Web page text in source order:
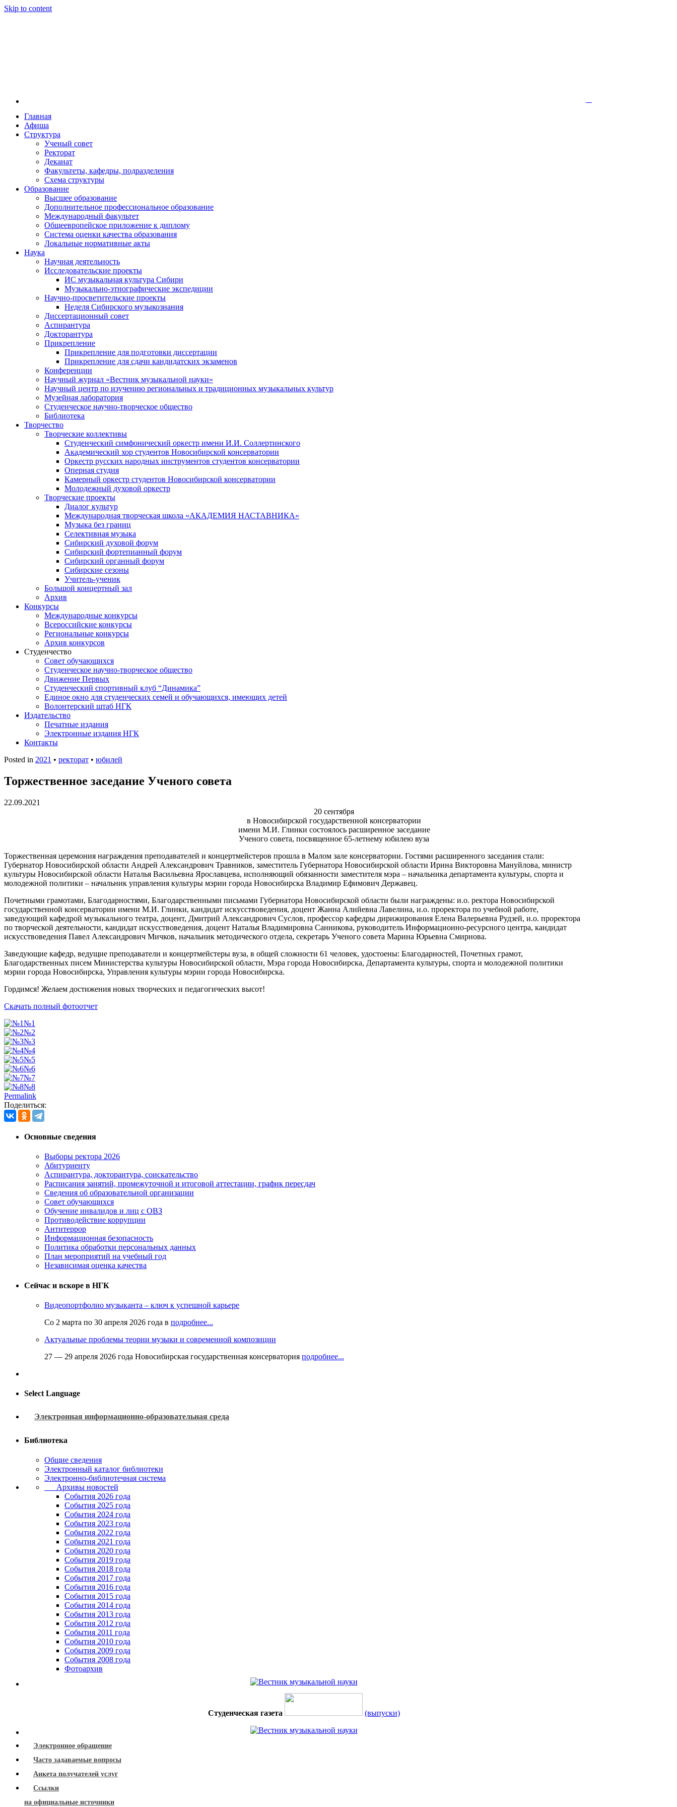
Skip to content
Новосибирская государственная консерватория имени М. И. Глинки
Новосибирская государственная консерватория имени М. И. Глинки — высшее музыкальное учебное заведение в Новосибирске. Основанная в 1956
году распоряжением совмина РСФСР и указом министерства культуры РСФСР, консерватория стала первым музыкальным высшим учебным
заведением в Сибири[2] и до сих пор остаётся единственным за пределами европейской части России[3]. С 1957 года она носит имя Михаила Ивановича
Глинки.
Главная
Афиша
Структура
Ученый совет
Ректорат
Деканат
Факультеты, кафедры, подразделения
Схема структуры
Образование
Высшее образование
Дополнительное профессиональное образование
Международный факультет
Общеевропейское приложение к диплому
Система оценки качества образования
Локальные нормативные акты
Наука
Научная деятельность
Исследовательские проекты
ИС музыкальная культура Сибири
Музыкально-этнографические экспедиции
Научно-просветительские проекты
Неделя Сибирского музыкознания
Диссертационный совет
Аспирантура
Докторантура
Прикрепление
Прикрепление для подготовки диссертации
Прикрепление для сдачи кандидатских экзаменов
Конференции
Научный журнал «Вестник музыкальной науки»
Научный центр по изучению региональных и традиционных музыкальных культур
Музейная лаборатория
Студенческое научно-творческое общество
Библиотека
Творчество
Творческие коллективы
Студенческий симфонический оркестр имени И.И. Соллертинского
Академический хор студентов Новосибирской консерватории
Оркестр русских народных инструментов студентов консерватории
Оперная студия
Камерный оркестр студентов Новосибирской консерватории
Молодежный духовой оркестр
Творческие проекты
Диалог культур
Международная творческая школа «АКАДЕМИЯ НАСТАВНИКА»
Музыка без границ
Селективная музыка
Сибирский духовой форум
Сибирский фортепианный форум
Сибирский органный форум
Сибирские сезоны
Учитель-ученик
Большой концертный зал
Архив
Конкурсы
Международные конкурсы
Всероссийские конкурсы
Региональные конкурсы
Архив конкурсов
Студенчество
Совет обучающихся
Студенческое научно-творческое общество
Движение Первых
Студенческий спортивный клуб “Динамика”
Единое окно для студенческих семей и обучающихся, имеющих детей
Волонтерский штаб НГК
Издательство
Печатные издания
Электронные издания НГК
Контакты
Posted in 2021 • ректорат • юбилей
Торжественное заседание Ученого совета
22.09.2021
20 сентября
в Новосибирской государственной консерватории
имени М.И. Глинки состоялось расширенное заседание
Ученого совета, посвященное 65-летнему юбилею вуза
Торжественная церемония награждения преподавателей и концертмейстеров прошла в Малом зале консерватории. Гостями расширенного заседания стали:
Губернатор Новосибирской области Андрей Александрович Травников, заместитель Губернатора Новосибирской области Ирина Викторовна Мануйлова, министр
культуры Новосибирской области Наталья Васильевна Ярославцева, исполняющий обязанности заместителя мэра – начальника департамента культуры, спорта и
молодежной политики – начальник управления культуры мэрии города Новосибирска Владимир Ефимович Державец.
Почетными грамотами, Благодарностями, Благодарственными письмами Губернатора Новосибирской области были награждены: и.о. ректора Новосибирской
государственной консерватории имени М.И. Глинки, кандидат искусствоведения, доцент Жанна Алийевна Лавелина, и.о. проректора по учебной работе,
заведующий кафедрой музыкального театра, доцент, Дмитрий Александрович Суслов, профессор кафедры дирижирования Елена Валерьевна Рудзей, и.о. проректора
по творческой деятельности, кандидат искусствоведения, доцент Наталья Владимировна Санникова, руководитель Информационно-ресурсного центра, кандидат
искусствоведения Павел Александрович Мичков, начальник методического отдела, секретарь Ученого совета Марина Юрьевна Смирнова.
Заведующие кафедр, ведущие преподаватели и концертмейстеры вуза, в общей сложности 61 человек, удостоены: Благодарностей, Почетных грамот,
Благодарственных писем Министерства культуры Новосибирской области, Мэра города Новосибирска, Департамента культуры, спорта и молодежной политики
мэрии города Новосибирска, Управления культуры мэрии города Новосибирска.
Гордимся! Желаем достижения новых творческих и педагогических высот!
Скачать полный фотоотчет
№1
№2
№3
№4
№5
№6
№7
№8
Permalink
Поделиться:
Основные сведения
Выборы ректора 2026
Абитуриенту
Аспирантура, докторантура, соискательство
Расписания занятий, промежуточной и итоговой аттестации, график пересдач
Сведения об образовательной организации
Совет обучающихся
Обучение инвалидов и лиц с ОВЗ
Противодействие коррупции
Антитеррор
Информационная безопасность
Политика обработки персональных данных
План мероприятий на учебный год
Независимая оценка качества
Сейчас и вскоре в НГК
Видеопортфолио музыканта – ключ к успешной карьере
Со 2 марта по 30 апреля 2026 года в подробнее...
Актуальные проблемы теории музыки и современной композиции
27 — 29 апреля 2026 года Новосибирская государственная консерватория подробнее...
Select Language
Электронная информационно-образовательная среда
Библиотека
Общие сведения
Электронный каталог библиотеки
Электронно-библиотечная система
Архивы новостей
Cобытия 2026 года
События 2025 года
События 2024 года
События 2023 года
Cобытия 2022 года
Cобытия 2021 года
События 2020 года
События 2019 года
События 2018 года
События 2017 года
События 2016 года
События 2015 года
События 2014 года
События 2013 года
События 2012 года
События 2011 года
События 2010 года
События 2009 года
События 2008 года
Фотоархив
Студенческая газета (выпуски)
Электронное обращение
Часто задаваемые вопросы
Анкета получателей услуг
Ссылки
на официальные источники